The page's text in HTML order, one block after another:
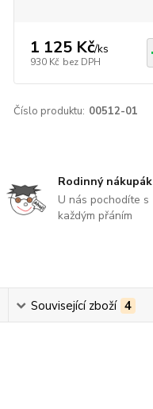
1 125 Kč/ks
930 Kč bez DPH
Číslo produktu: 00512-01
Rodinný nákupák
U nás pochodíte s
každým přáním
Související zboží 4